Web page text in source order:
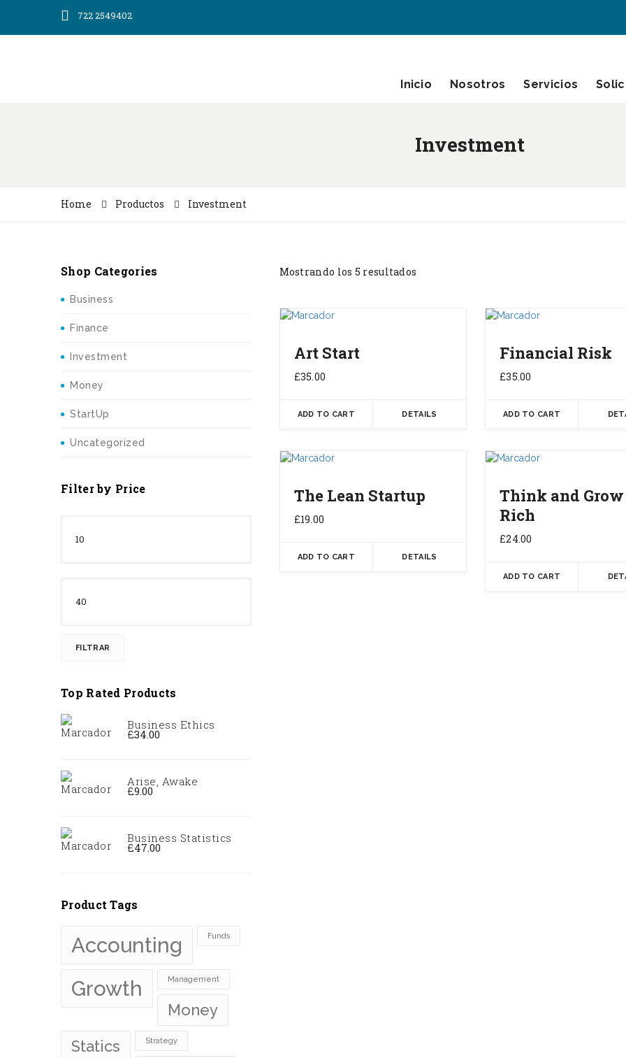
722 2549402
Inicio Nosotros Servicios
Investment
Home Productos Investment
Shop Categories
Business
Finance
Investment
Money
StartUp
Uncategorized
Filter by Price
FILTRAR
Top Rated Products
Business Ethics
£34.00
Arise, Awake
£9.00
Business Statistics
£47.00
Product Tags
Accounting Funds
Growth Management
Money
Statics
Strategy
Mostrando los 5 resultados
Art Start
£35.00
ADD TO CART DETAILS
Financial Risk
£35.00
ADD TO CART
The Lean Startup
£19.00
ADD TO CART DETAILS
Think and Grow
Rich
£24.00
ADD TO CART